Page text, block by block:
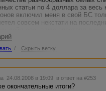
статьи по 4 доллара за
включил меня в свой БС
совсем некстати на
что последний день
поэтому - просто
итоговую разницу
чью конфиденциальность, а
/ Скрыть ветку
24.08.2008 в 19:09 в ответ на #253
окончательные итоги?